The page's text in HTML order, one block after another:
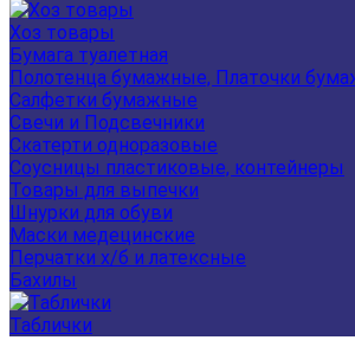
Хоз товары
Бумага туалетная
Полотенца бумажные, Платочки
Салфетки бумажные
Свечи и Подсвечники
Скатерти одноразовые
Соусницы пластиковые, контейнеры
Товары для выпечки
Шнурки для обуви
Маски медецинские
Перчатки х/б и латексные
Бахилы
Таблички